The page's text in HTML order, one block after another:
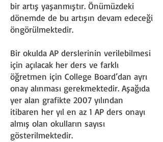
bir artış yaşanmıştır. Önümüzdeki
dönemde de bu artışın devam edeceği
öngörülmektedir.
Bir okulda AP derslerinin verilebilmesi
için açılacak her ders ve farklı
öğretmen için College Board’dan ayrı
onay alınması gerekmektedir. Aşağıda
yer alan grafikte 2007 yılından
itibaren her yıl en az 1 AP ders onayı
almış olan okulların sayısı
gösterilmektedir.